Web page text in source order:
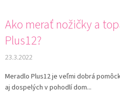
Ako merať nožičky a
Plus12?
23.3.2022
Meradlo Plus12 je veľmi dobrá
aj dospelých v pohodlí dom...